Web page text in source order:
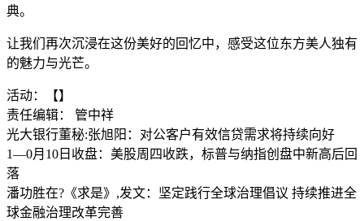
典。
让我们再次沉浸在这份美好的回忆中，感受这位东方美人独有
的魅力与光芒。
活动：【】
责任编辑： 管中祥
光大银行董秘:张旭阳：对公客户有效信贷需求将持续向好
1—0月10日收盘：美股周四收跌，标普与纳指创盘中新高后回
落
潘功胜在?《求是》,发文：坚定践行全球治理倡议 持续推进全
球金融治理改革完善